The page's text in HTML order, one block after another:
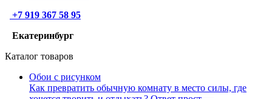
+7 919 367 58 95
Екатеринбург
Каталог товаров
Обои с рисунком
Как превратить обычную комнату в место силы, где